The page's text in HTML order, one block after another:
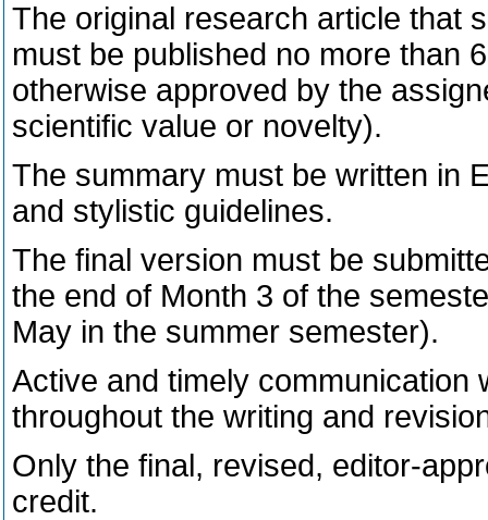
The original research article that
must be published no more than
otherwise approved by the
scientific value or novelty).
The summary must be written in
and stylistic guidelines.
The final version must be
the end of Month 3 of the
May in the summer semester).
Active and timely communication
throughout the writing and
Only the final, revised, editor-
credit.